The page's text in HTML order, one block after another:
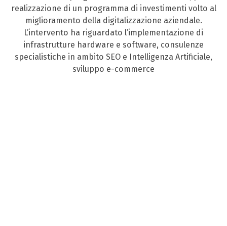
realizzazione di un programma di investimenti volto al
miglioramento della digitalizzazione aziendale.
L’intervento ha riguardato l’implementazione di
infrastrutture hardware e software, consulenze
specialistiche in ambito SEO e Intelligenza Artificiale,
sviluppo e-commerce